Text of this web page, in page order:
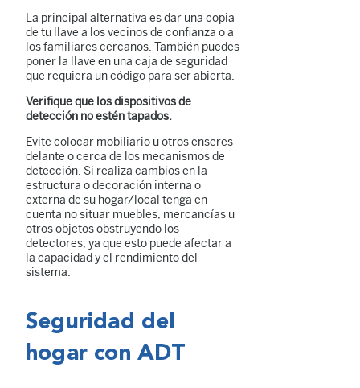
La principal alternativa es dar una copia
de tu llave a los vecinos de confianza o a
los familiares cercanos. También puedes
poner la llave en una caja de seguridad
que requiera un código para ser abierta.
Verifique que los dispositivos de
detección no estén tapados.
Evite colocar mobiliario u otros enseres
delante o cerca de los mecanismos de
detección. Si realiza cambios en la
estructura o decoración interna o
externa de su hogar/local tenga en
cuenta no situar muebles, mercancías u
otros objetos obstruyendo los
detectores, ya que esto puede afectar a
la capacidad y el rendimiento del
sistema.
Seguridad del
hogar con ADT